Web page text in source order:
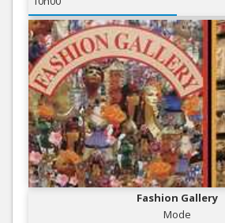
Fashion Gallery
Mode